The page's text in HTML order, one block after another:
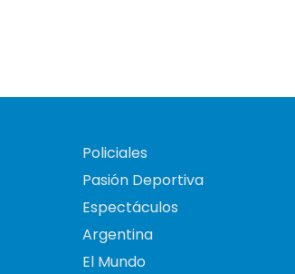
Policiales
Pasión Deportiva
Espectáculos
Argentina
El Mundo